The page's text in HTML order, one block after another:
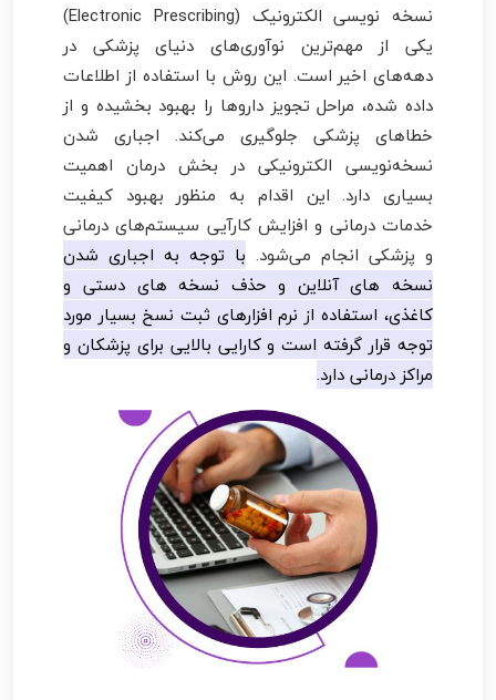
نسخه نویسی الکترونیک (Electronic Prescribing)
یکی از مهم‌ترین نوآوری‌های دنیای پزشکی در
دهه‌های اخیر است. این روش با استفاده از اطلاعات
داده شده، مراحل تجویز داروها را بهبود بخشیده و از
خطاهای پزشکی جلوگیری می‌کند. اجباری شدن
نسخه‌نویسی الکترونیکی در بخش درمان اهمیت
بسیاری دارد. این اقدام به منظور بهبود کیفیت
خدمات درمانی و افزایش کارآیی سیستم‌های درمانی
و پزشکی انجام می‌شود. با توجه به اجباری شدن
نسخه های آنلاین و حذف نسخه های دستی و
کاغذی، استفاده از نرم افزارهای ثبت نسخ بسیار مورد
توجه قرار گرفته است و کارایی بالایی برای پزشکان و
مراکز درمانی دارد.